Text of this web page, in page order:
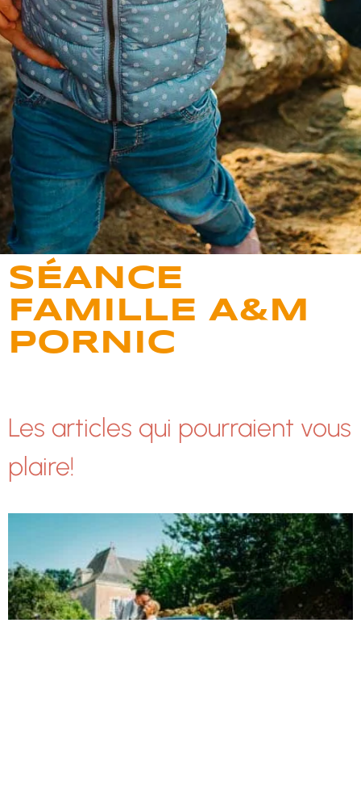
SÉANCE
FAMILLE A&M
PORNIC
Les articles qui pourraient vous
plaire!